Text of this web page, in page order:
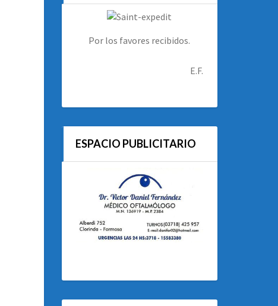
Por los favores recibidos.
E.F.
ESPACIO PUBLICITARIO